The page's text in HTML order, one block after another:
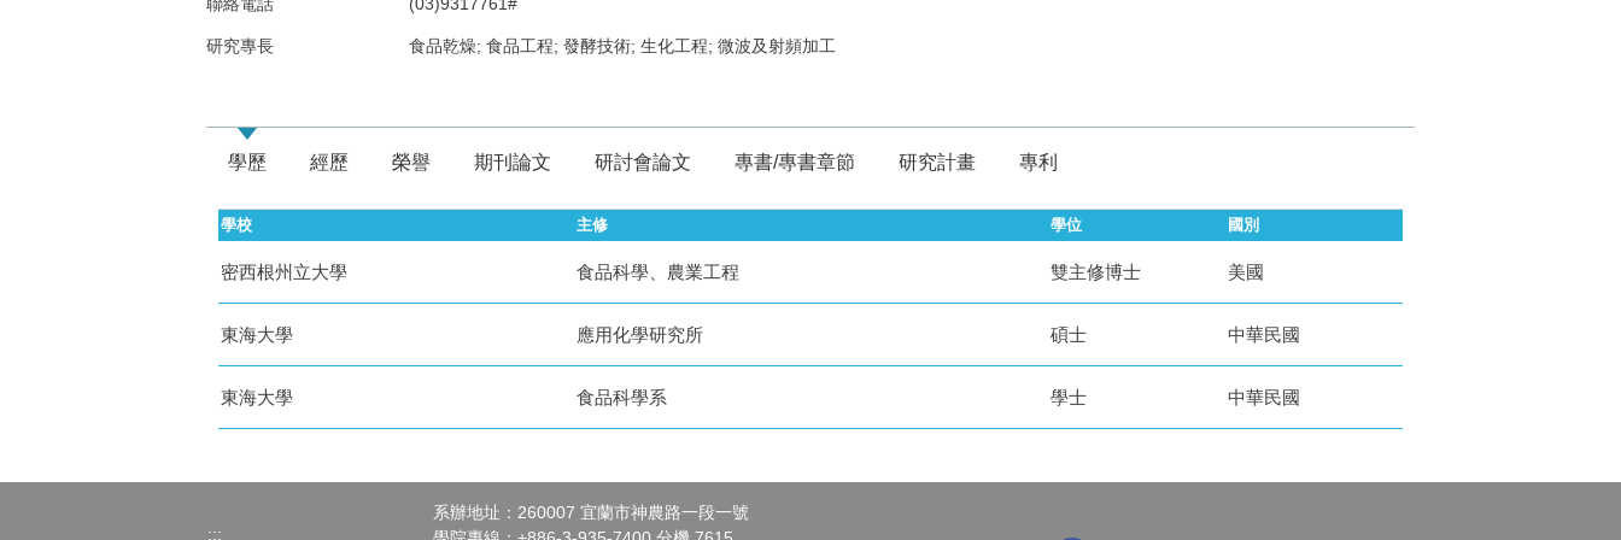
研究專長 食品乾燥; 食品工程; 發酵技術; 生化工程; 微波及射頻加工
學歷 經歷 榮譽 期刊論文 研討會論文 專書/專書章節 研究計畫 專利
學校 主修 學位 國別
密西根州立大學 食品科學、農業工程 雙主修博士 美國
東海大學 應用化學研究所 碩士 中華民國
東海大學 食品科學系 學士 中華民國
:::
系辦地址：260007 宜蘭市神農路一段一號